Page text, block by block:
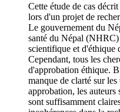
Cette étude de cas
lors d'un projet de
Le gouvernement du
santé du Népal
scientifique et d'éthique
Cependant, tous les
d'approbation éthique.
manque de clarté sur
approbation, les auteurs
sont suffisamment